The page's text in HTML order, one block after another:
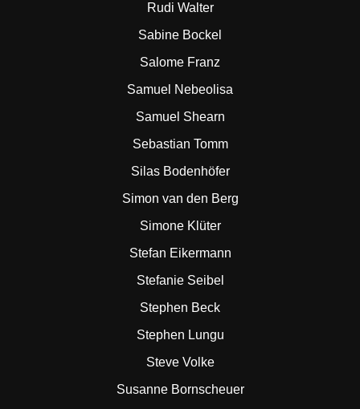
Rudi Walter
Sabine Bockel
Salome Franz
Samuel Nebeolisa
Samuel Shearn
Sebastian Tomm
Silas Bodenhöfer
Simon van den Berg
Simone Klüter
Stefan Eikermann
Stefanie Seibel
Stephen Beck
Stephen Lungu
Steve Volke
Susanne Bornscheuer